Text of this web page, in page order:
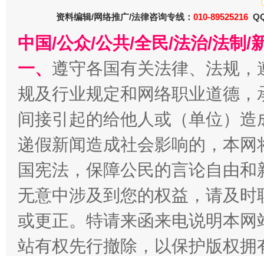
在谋一域中谋全局
今
习近平的博鳌关键词
魏明亮
资料编辑/网络推广/法律咨询专线： 010-89525216
中国/公众/公共/全民/法治/法制/
一、 遵守各国有关法律、法规
规及行业规定和网络职业道德
间接引起的给他人或（单位）
递假新闻造成社会影响的，本
国宪法，保障公民的言论自由
无意中涉及到您的权益，请及
或更正。特请来函来电说明本
站有权先行撤除，以保护版权